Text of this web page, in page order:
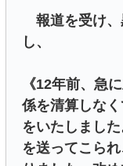
報道を受け、
し、
《12年前、急
係を清算しな
をいたしまし
を送ってこら